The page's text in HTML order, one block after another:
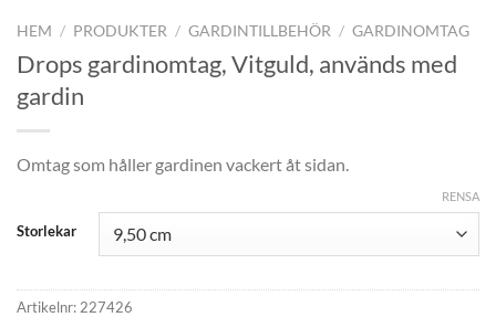
HEM / PRODUKTER / GARDINTILLBEHÖR / GARDINOMTAG
Drops gardinomtag, Vitguld, används med
gardin
Omtag som håller gardinen vackert åt sidan.
Storlekar
RENSA
Artikelnr:227426